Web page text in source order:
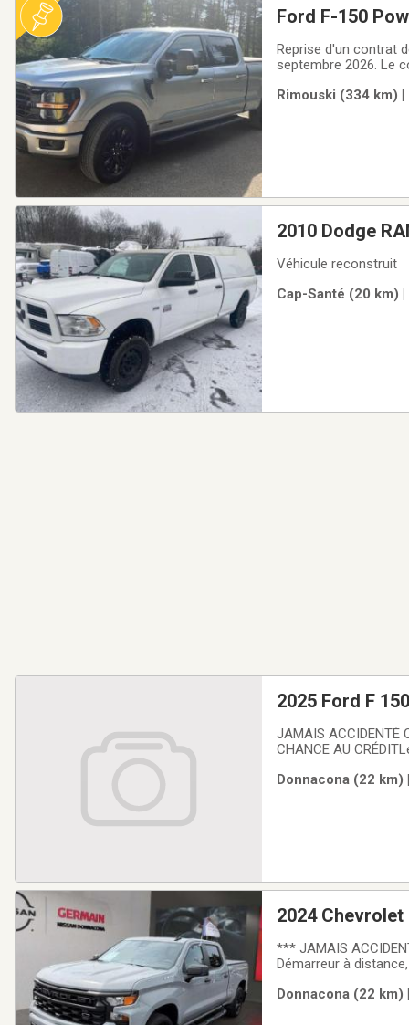
Ford F-150
Reprise d'un contrat
septembre 2026. Le
premier mois de
Rimouski (334 km)
2010 Dodge
Véhicule reconstruit
Cap-Santé (20 km)
2025 Ford F
JAMAIS ACCIDENTÉ
CHANCE AU
transmission
Donnacona (22
2024
*** JAMAIS
Démarreur à
service. Notre
Donnacona (22